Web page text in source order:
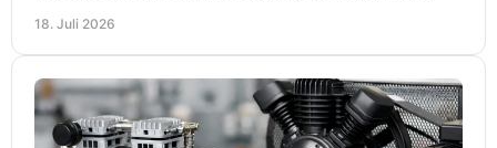
18. Juli 2026